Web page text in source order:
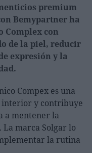
premium
Bemypartner ha
Complex con
de la piel, reducir
expresión y la
Compex es una
interior y contribuye
a mentener la
marca Solgar lo
la rutina